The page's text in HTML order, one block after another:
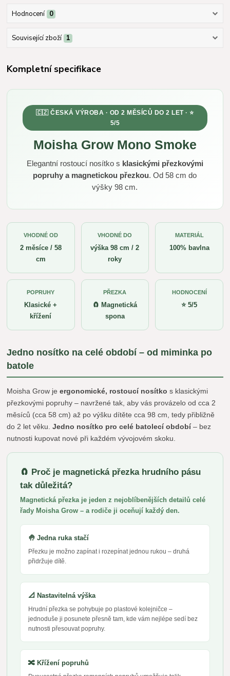
Hodnocení 0
Související zboží 1
Kompletní specifikace
🇨🇿 ČESKÁ VÝROBA · OD 2 MĚSÍCŮ DO 2 LET · ⭐
5/5
Moisha Grow Mono Smoke
Elegantní rostoucí nosítko s klasickými přezkovými
popruhy a magnetickou přezkou. Od 58 cm do
výšky 98 cm.
VHODNÉ OD
2 měsíce / 58
cm
VHODNÉ DO
výška 98 cm / 2
roky
MATERIÁL
100% bavlna
POPRUHY
Klasické +
křížení
PŘEZKA
🧲 Magnetická
spona
HODNOCENÍ
⭐ 5/5
Jedno nosítko na celé období – od miminka po
batole
Moisha Grow jeergonomické, rostoucí nosítko s klasickými
přezkovými popruhy – navržené tak, aby vás provázelo od cca 2
měsíců (cca 58 cm) až po výšku dítěte cca 98 cm, tedy přibližně
do 2 let věku.Jedno nosítko pro celé batolecí období– bez
nutnosti kupovat nové při každém vývojovém skoku.
🧲 Proč je magnetická přezka hrudního pásu
tak důležitá?
Magnetická přezka je jeden z nejoblíbenějších detailů celé
řady Moisha Grow – a rodiče ji oceňují každý den.
🤚 Jedna ruka stačí
Přezku je možno zapínat i rozepínat jednou rukou – druhá
přidržuje dítě.
📐 Nastavitelná výška
Hrudní přezka se pohybuje po plastové kolejničce –
jednoduše ji posunete přesně tam, kde vám nejlépe sedí bez
nutnosti přesouvat popruhy.
🔀 Křížení popruhů